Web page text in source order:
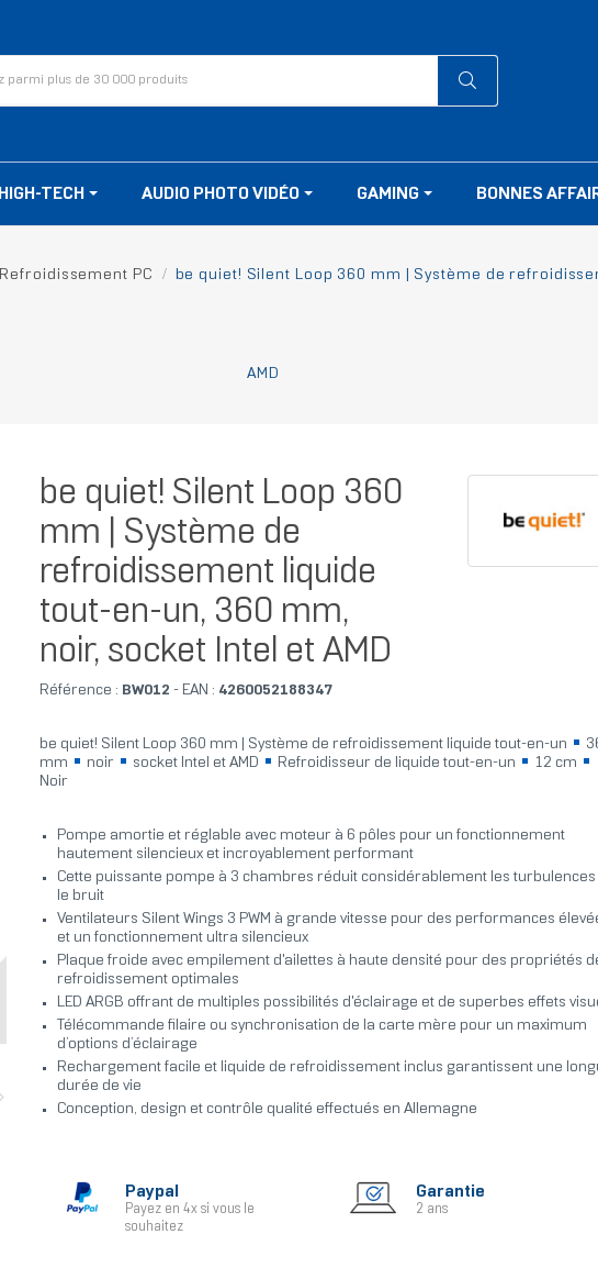
HIGH-TECH AUDIO PHOTO VIDÉO GAMING BONNES
Refroidissement PC be quiet! Silent Loop 360 mm | Système de
AMD
be quiet! Silent Loop 360
mm | Système de
refroidissement liquide
tout-en-un, 360 mm,
noir, socket Intel et AMD
Référence : BW012 - EAN : 4260052188347
be quiet! Silent Loop 360 mm | Système de refroidissement liquide tout-en-un
mm
noir socket Intel et AMD Refroidisseur de liquide tout-en-un
12 cm
Noir
Pompe amortie et réglable avec moteur à 6 pôles pour un fonctionnement
hautement silencieux et incroyablement performant
Cette puissante pompe à 3 chambres réduit considérablement les turbulences
le bruit
Ventilateurs Silent Wings 3 PWM à grande vitesse pour des performances
et un fonctionnement ultra silencieux
Plaque froide avec empilement d'ailettes à haute densité pour des propriétés
refroidissement optimales
LED ARGB offrant de multiples possibilités d'éclairage et de superbes effets
Télécommande filaire ou synchronisation de la carte mère pour un maximum
d’options d’éclairage
Rechargement facile et liquide de refroidissement inclus garantissent une
durée de vie
Conception, design et contrôle qualité effectués en Allemagne
Paypal
Payez en 4x si vous le
souhaitez
Garantie
2 ans